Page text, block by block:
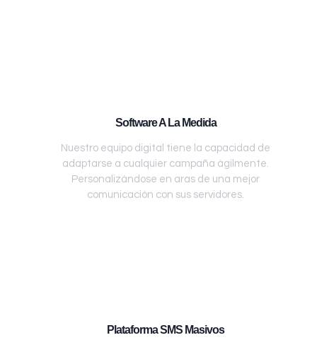
Software A La Medida
Nuestro equipo digital tiene la capacidad de
adaptarse a cualquier campaña ágilmente.
Personalizándose en aras de una mejor
comunicación con sus servidores.
Plataforma SMS Masivos